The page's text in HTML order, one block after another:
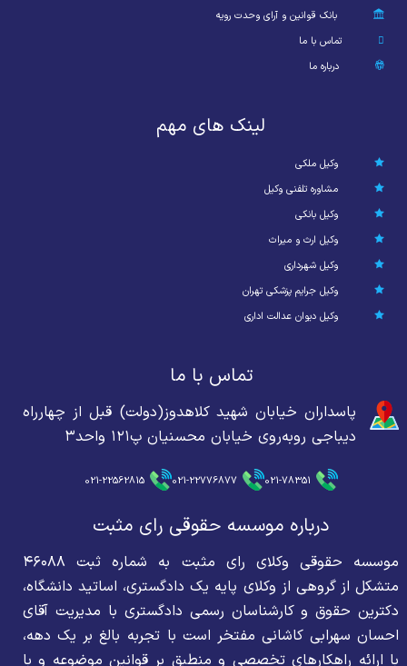
بانک قوانین و آرای وحدت رویه
تماس با ما
درباره ما
لینک های مهم
وکیل ملکی
مشاوره تلفنی وکیل
وکیل بانکی
وکیل ارث و میراث
وکیل شهرداری
وکیل جرایم پزشکی تهران
وکیل دیوان عدالت اداری
تماس با ما
پاسداران خیابان شهید کلاهدوز(دولت) قبل از چهارراه
دیباجی روبه‌روی خیابان محسنیان پ۱۲۱ واحد۳
021-78351
021-22776877
021-22562815
درباره موسسه حقوقی رای مثبت
موسسه حقوقی وکلای رای مثبت به شماره ثبت ۴۶۰۸۸
متشکل از گروهی از وکلای پایه یک دادگستری، اساتید دانشگاه،
دکترین حقوق و کارشناسان رسمی دادگستری با مدیریت آقای
احسان سهرابی کاشانی مفتخر است با تجربه بالغ بر یک دهه،
با ارائه راهکارهای تخصصی و منطبق بر قوانین موضوعه و با